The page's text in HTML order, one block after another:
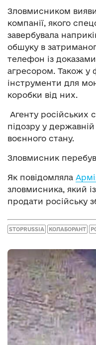
Зловмисником
компанії, якого
завербувала
обшуку в
телефон із доказами
агресором. Також у
інструменти для
коробки від них.
Агенту російських
підозру у
воєнного стану.
Зловмисник
Як повідомляла
зловмисника, який
продати російську
STOPRUSSIA КОЛАБОРАНТ